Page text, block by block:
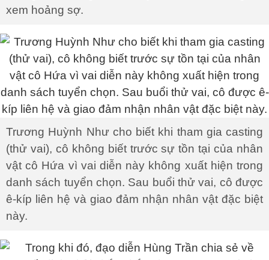
xem hoảng sợ.
Trương Huỳnh Như cho biết khi tham gia casting
(thử vai), cô không biết trước sự tồn tại của nhân
vật cô Hứa vì vai diễn này không xuất hiện trong
danh sách tuyển chọn. Sau buổi thử vai, cô được
ê-kíp liên hệ và giao đảm nhận nhân vật đặc biệt
này.